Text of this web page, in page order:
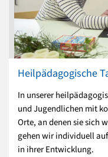
Heilpädagogische
In unserer
und Jugendlichen mit
Orte, an denen sie sich
gehen wir individuell
in ihrer Entwicklung.